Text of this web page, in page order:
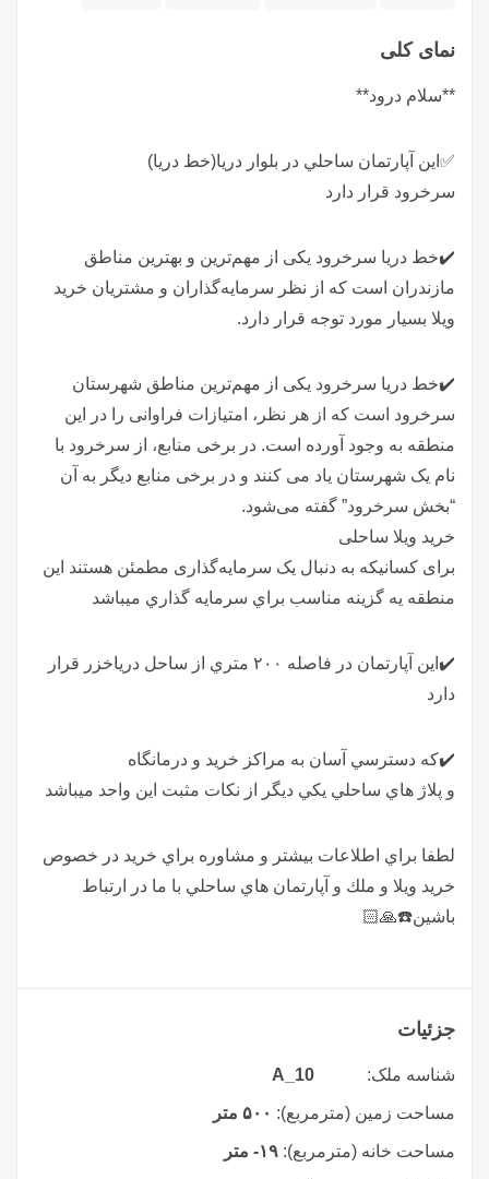
نمای کلی
**سلام درود**
✅اين آپارتمان ساحلي در بلوار دريا(خط دريا)
سرخرود قرار دارد
✔️خط دریا سرخرود یکی از مهم‌ترین و بهترین مناطق
مازندران است که از نظر سرمایه‌گذاران و مشتریان خرید
ویلا بسیار مورد توجه قرار دارد.
✔️خط دریا سرخرود یکی از مهم‌ترین مناطق شهرستان
سرخرود است که از هر نظر، امتیازات فراوانی را در این
منطقه به وجود آورده است. در برخی منابع، از سرخرود با
نام یک شهرستان یاد می کنند و در برخی منابع دیگر به آن
“بخش سرخرود” گفته می‌شود.
خرید ویلا ساحلی
برای کسانیکه به دنبال یک سرمایه‌گذاری مطمئن هستند اين
منطقه يه گزينه مناسب براي سرمايه گذاري ميباشد
✔️اين آپارتمان در فاصله ٢٠٠ متري از ساحل درياخزر قرار
دارد
✔️كه دسترسي آسان به مراكز خريد و درمانگاه
و پلاژ هاي ساحلي يكي ديگر از نكات مثبت اين واحد ميباشد
لطفا براي اطلاعات بيشتر و مشاوره براي خريد در خصوص
خريد ويلا و ملك و آپارتمان هاي ساحلي با ما در ارتباط
باشين☎️🙏🏻
جزئیات
شناسه ملک: A_10
مساحت زمین (مترمربع): ۵۰۰ متر
مساحت خانه (مترمربع): ۱۹- متر